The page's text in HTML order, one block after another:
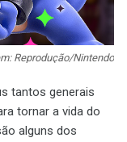
Reprodução/Nintendo
tantos generais
tornar a vida do
alguns dos